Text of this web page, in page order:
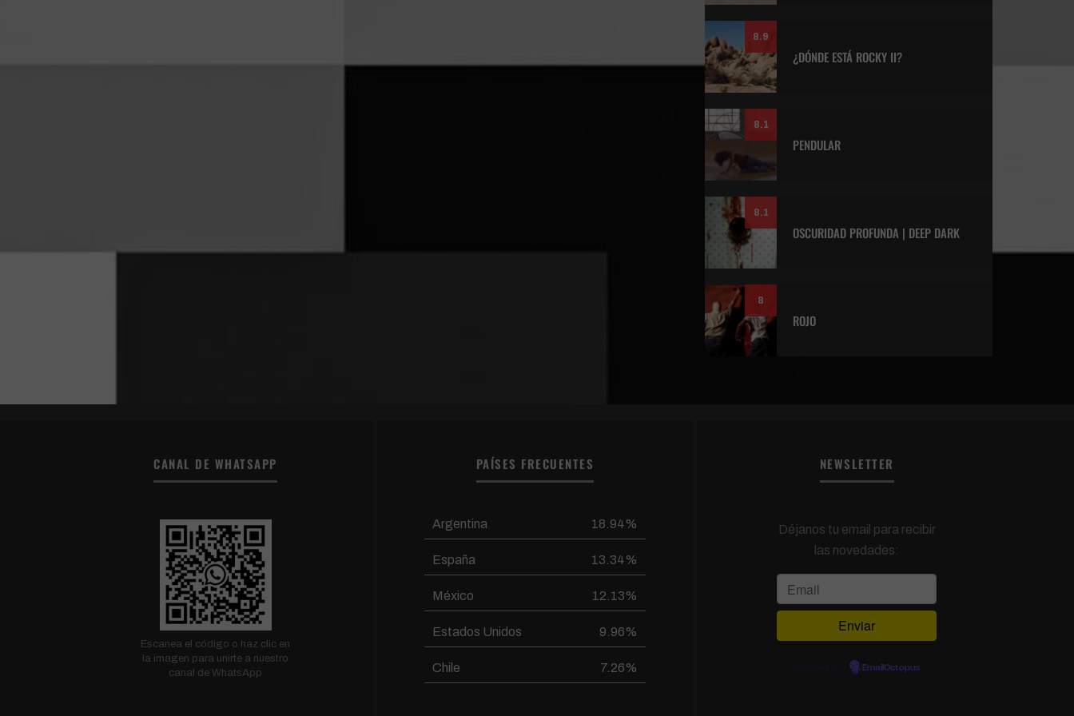
8.9
¿DÓNDE ESTÁ ROCKY II?
8.1
PENDULAR
8.1
OSCURIDAD PROFUNDA | DEEP DARK
8
ROJO
CANAL DE WHATSAPP
Escanea el código o haz clic en
la imagen para unirte a nuestro
canal de WhatsApp
PAÍSES FRECUENTES
Argentina 18.94%
España 13.34%
México 12.13%
Estados Unidos 9.96%
Chile 7.26%
NEWSLETTER
Déjanos tu email para recibir
las novedades:
EmailOctopus